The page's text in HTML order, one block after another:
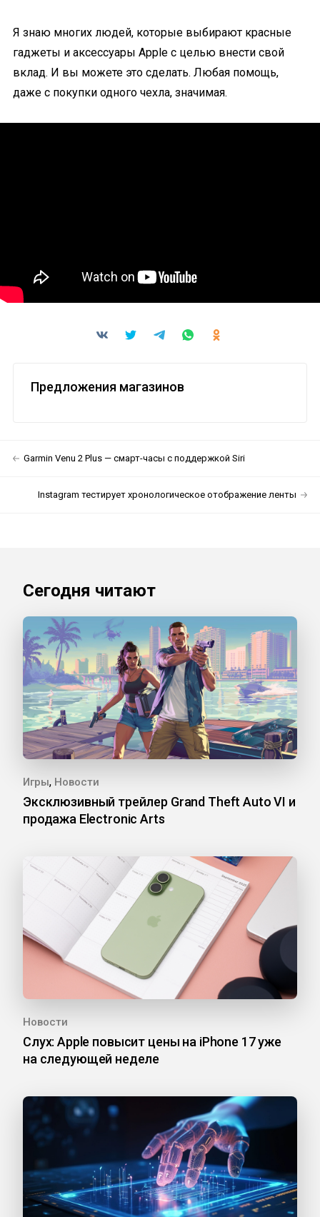
Я знаю многих людей, которые выбирают красные
гаджеты и аксессуары Apple с целью внести свой
вклад. И вы можете это сделать. Любая помощь,
даже с покупки одного чехла, значимая.
Предложения магазинов
Garmin Venu 2 Plus — смарт-часы с поддержкой Siri
Instagram тестирует хронологическое отображение ленты
Сегодня читают
Игры, Новости
Эксклюзивный трейлер Grand Theft Auto VI и
продажа Electronic Arts
Новости
Слух: Apple повысит цены на iPhone 17 уже
на следующей неделе